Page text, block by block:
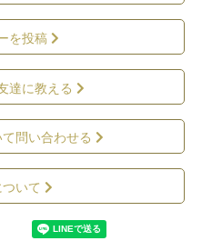
を投稿
達に教える
問い合わせる
いて